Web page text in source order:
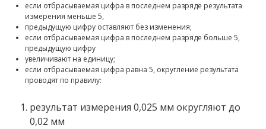
если отбрасываемая цифра в последнем разряде результата
измерения меньше 5,
предыдущую цифру оставляют без изменения;
если отбрасываемая цифра в последнем разряде больше 5,
предыдущую цифру
увеличивают на единицу;
если отбрасываемая цифра равна 5, округление результата
проводят по правилу:
результат измерения 0,025 мм округляют до
0,02 мм